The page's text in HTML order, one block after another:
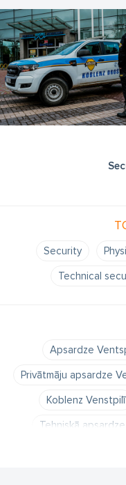
Security
Technical
Apsardze
Privātmāju apsardze
Koblenz Venstpilī
Tehniskā
Ofisu